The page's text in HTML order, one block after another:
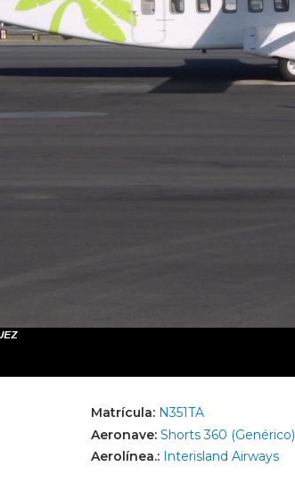
Matrícula: N351TA
Aeronave: Shorts 360 (Genérico)
Aerolínea.: Interisland Airways